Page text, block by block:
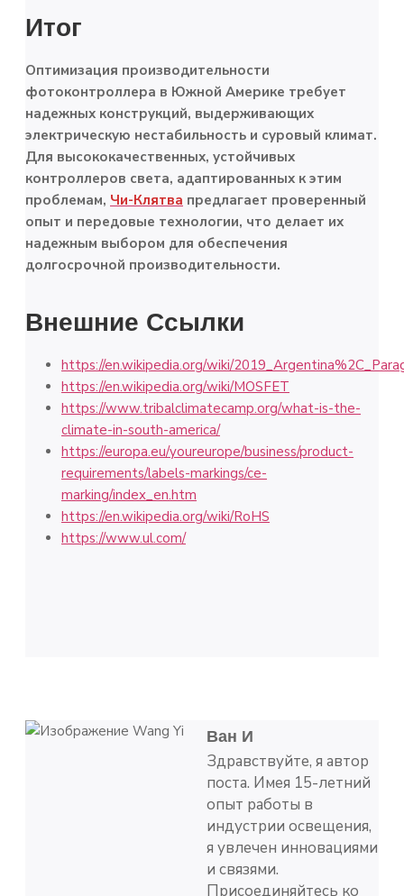
Итог
Оптимизация производительности
фотоконтроллера в Южной Америке требует
надежных конструкций, выдерживающих
электрическую нестабильность и суровый климат.
Для высококачественных, устойчивых
контроллеров света, адаптированных к этим
проблемам, Чи-Клятва предлагает проверенный
опыт и передовые технологии, что делает их
надежным выбором для обеспечения
долгосрочной производительности.
Внешние Ссылки
https://en.wikipedia.org/wiki/
https://en.wikipedia.org/wiki/MOSFET
https://www.tribalclimatecamp.org/what-is-the-
climate-in-south-america/
https://europa.eu/youreurope/business/product-
requirements/labels-markings/ce-
marking/index_en.htm
https://en.wikipedia.org/wiki/RoHS
https://www.ul.com/
Ван И
Здравствуйте, я автор
поста. Имея 15-летний
опыт работы в
индустрии освещения,
я увлечен инновациями
и связями.
Присоединяйтесь ко